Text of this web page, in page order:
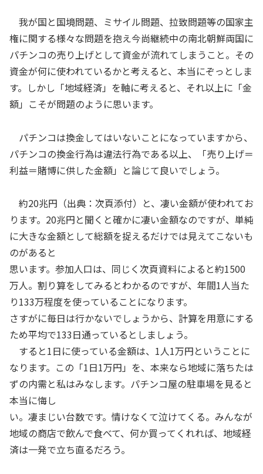
我が国と国境問題、ミサイル問題、拉致問題等の国家主
権に関する様々な問題を抱え今尚継続中の南北朝鮮両国に
パチンコの売り上げとして資金が流れてしまうこと。その
資金が何に使われているかと考えると、本当にぞっとしま
す。しかし「地域経済」を軸に考えると、それ以上に「金
額」こそが問題のように思います。
パチンコは換金してはいないことになっていますから、
パチンコの換金行為は違法行為である以上、「売り上げ＝
利益＝賭博に供した金額」と論じて良いでしょう。
約20兆円（出典：次頁添付）と、凄い金額が使われてお
ります。20兆円と聞くと確かに凄い金額なのですが、単純
に大きな金額として総額を捉えるだけでは見えてこないも
のがあると
思います。参加人口は、同じく次頁資料によると約1500
万人。割り算をしてみるとわかるのですが、年間1人当た
り133万程度を使っていることになります。
さすがに毎日は行かないでしょうから、計算を用意にする
ため平均で133日通っているとしましょう。
すると1日に使っている金額は、1人1万円ということに
なります。この「1日1万円」を、本来なら地域に落ちたは
ずの内需と私はみなします。パチンコ屋の駐車場を見ると
本当に悔し
い。凄まじい台数です。情けなくて泣けてくる。みんなが
地域の商店で飲んで食べて、何か買ってくれれば、地域経
済は一発で立ち直るだろう。